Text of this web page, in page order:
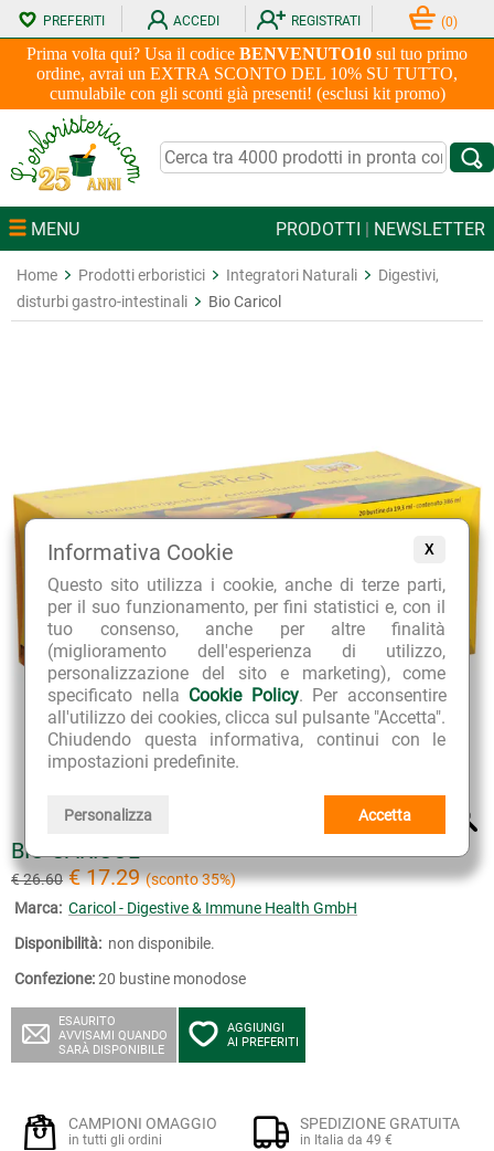
X
Informativa Cookie
Questo sito utilizza i cookie, anche di terze parti,
per il suo funzionamento, per fini statistici e, con il
tuo consenso, anche per altre finalità
(miglioramento dell'esperienza di utilizzo,
personalizzazione del sito e marketing), come
specificato nella Cookie Policy. Per acconsentire
all'utilizzo dei cookies, clicca sul pulsante "Accetta".
Chiudendo questa informativa, continui con le
impostazioni predefinite.
Personalizza Accetta
Prima volta qui? Usa il codice BENVENUTO10 sul tuo primo
ordine, avrai un EXTRA SCONTO DEL 10% SU TUTTO,
cumulabile con gli sconti già presenti! (esclusi kit promo)
PREFERITI ACCEDI REGISTRATI (0)
MENU PRODOTTI | NEWSLETTER
Home Prodotti erboristici Integratori Naturali
Digestivi,
disturbi gastro-intestinali
Bio Caricol
BIO CARICOL
€ 26.60 € 17.29(sconto 35%)
Marca: Caricol - Digestive & Immune Health GmbH
Disponibilità: non disponibile.
Confezione:20 bustine monodose
ESAURITO
AVVISAMI QUANDO
SARÀ DISPONIBILE
AGGIUNGI
AI PREFERITI
CAMPIONI OMAGGIO
in tutti gli ordini
SPEDIZIONE GRATUITA
in Italia da 49 €